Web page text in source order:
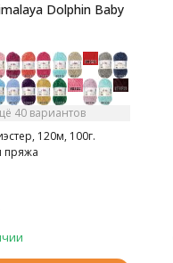
Dolphin Baby
40 вариантов
120м, 100г.
пряжа